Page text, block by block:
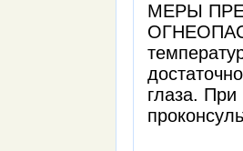
МЕРЫ
глаза.